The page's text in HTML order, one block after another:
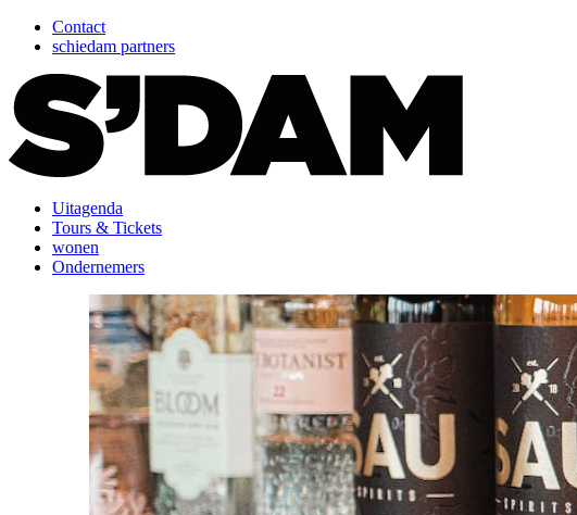
Contact
schiedam partners
Uitagenda
Tours & Tickets
wonen
Ondernemers